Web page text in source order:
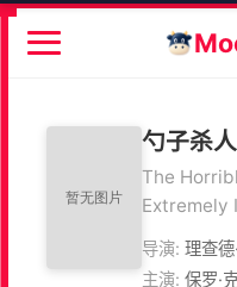
勺子杀
The
Extremely
导演: 理查德
主演: 保罗·